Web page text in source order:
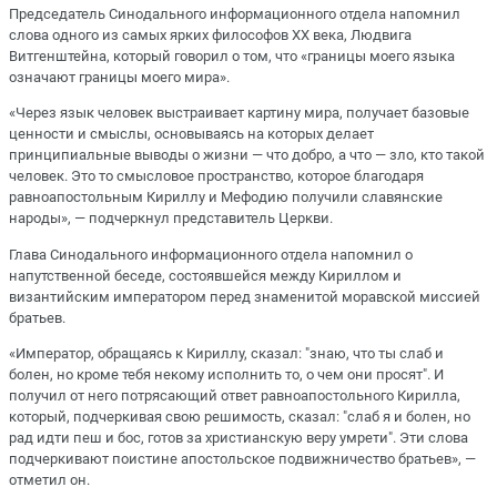
Председатель Синодального информационного отдела напомнил
слова одного из самых ярких философов ХХ века, Людвига
Витгенштейна, который говорил о том, что «границы моего языка
означают границы моего мира».
«Через язык человек выстраивает картину мира, получает базовые
ценности и смыслы, основываясь на которых делает
принципиальные выводы о жизни — что добро, а что — зло, кто такой
человек. Это то смысловое пространство, которое благодаря
равноапостольным Кириллу и Мефодию получили славянские
народы», — подчеркнул представитель Церкви.
Глава Синодального информационного отдела напомнил о
напутственной беседе, состоявшейся между Кириллом и
византийским императором перед знаменитой моравской миссией
братьев.
«Император, обращаясь к Кириллу, сказал: "знаю, что ты слаб и
болен, но кроме тебя некому исполнить то, о чем они просят". И
получил от него потрясающий ответ равноапостольного Кирилла,
который, подчеркивая свою решимость, сказал: "слаб я и болен, но
рад идти пеш и бос, готов за христианскую веру умрети". Эти слова
подчеркивают поистине апостольское подвижничество братьев», —
отметил он.